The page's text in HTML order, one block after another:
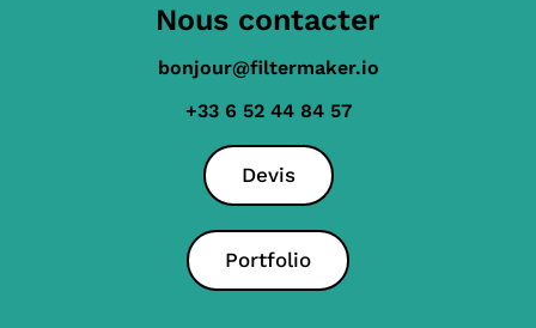
Nous contacter
bonjour@filtermaker.io
+33 6 52 44 84 57
Devis
Portfolio